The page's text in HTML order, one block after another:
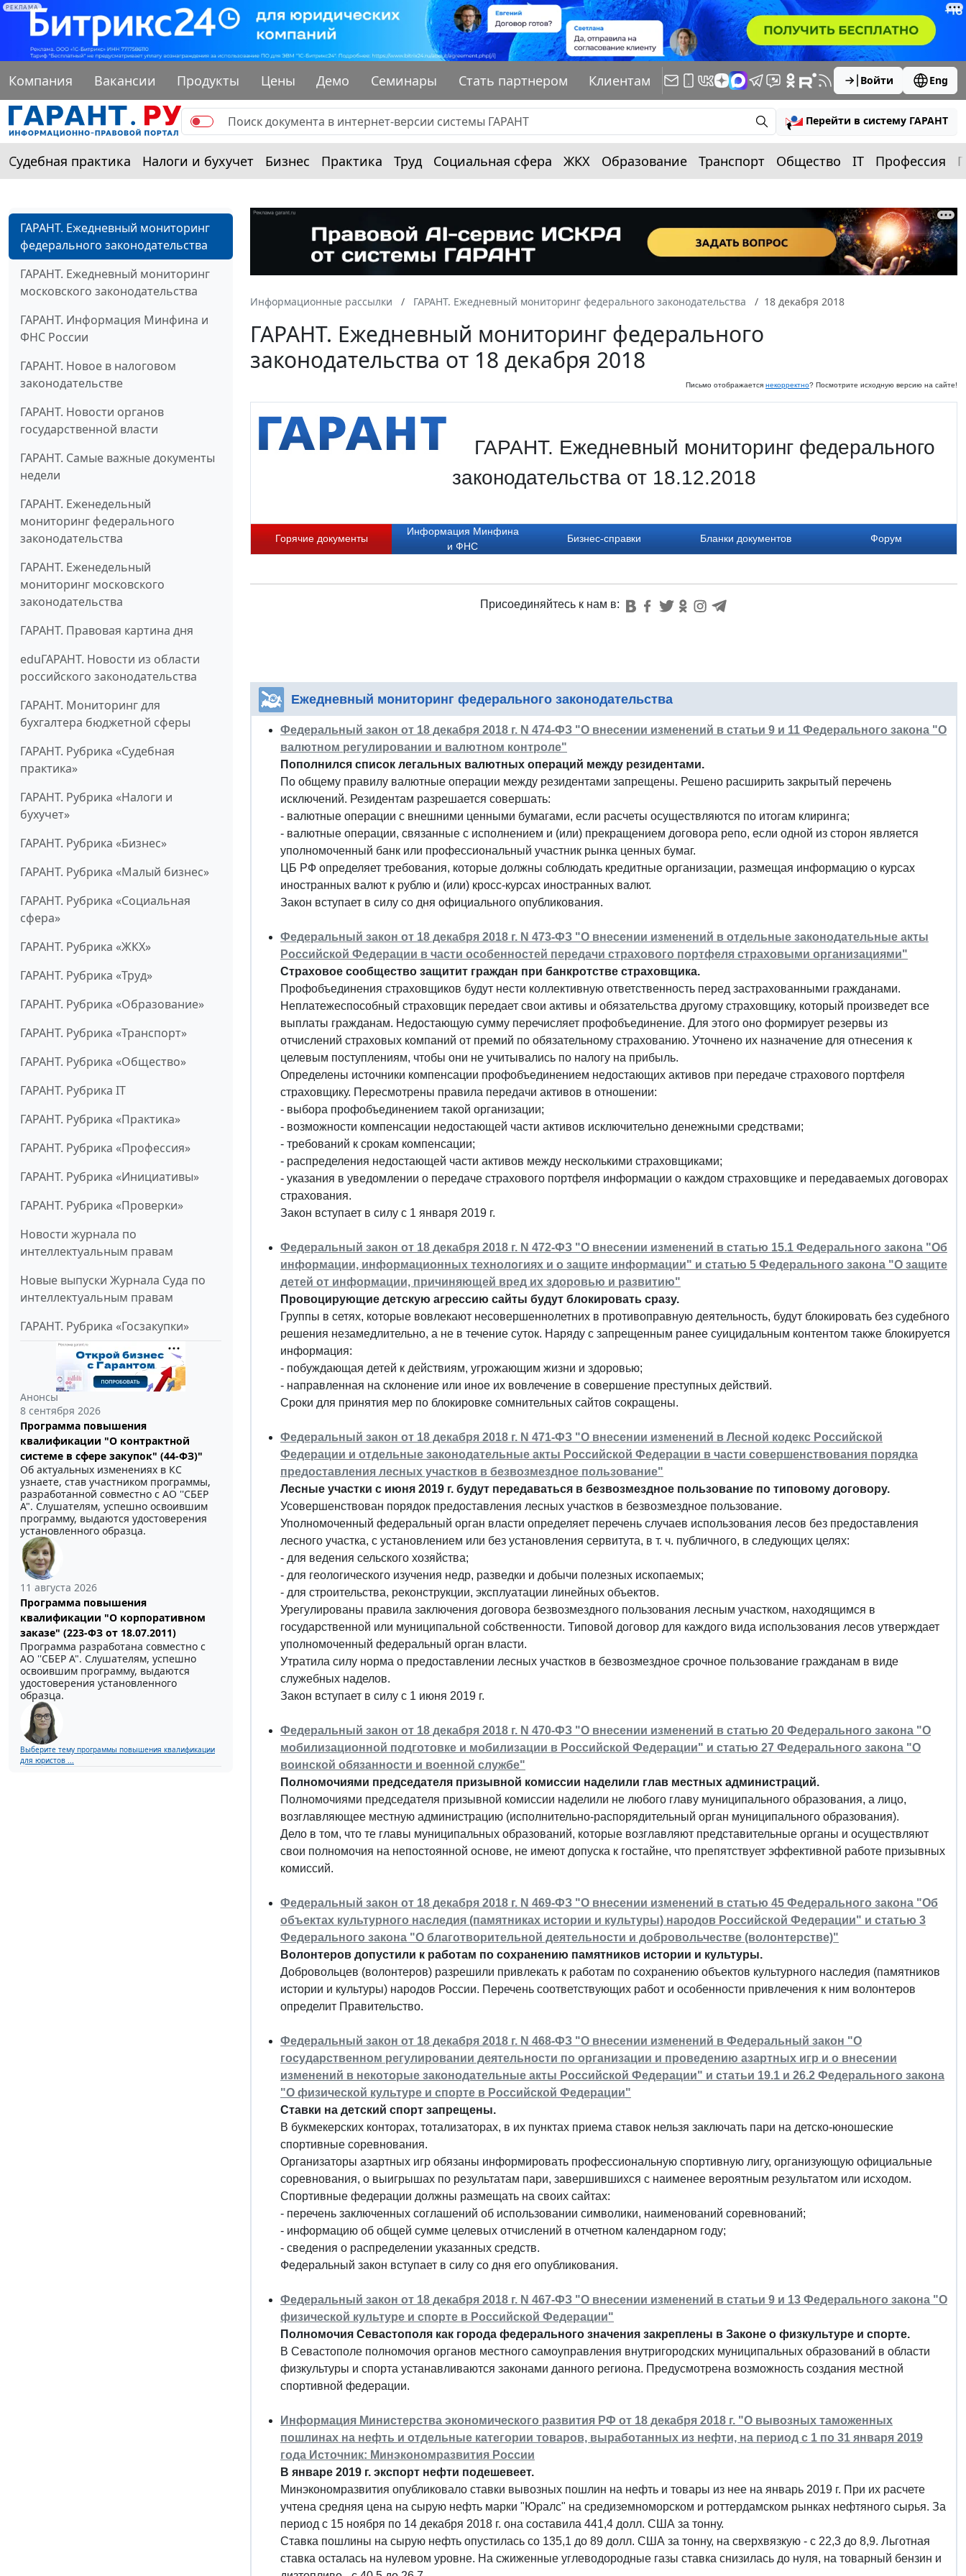
РЕКЛАМА
Компания Вакансии Продукты Цены Демо Семинары Стать партнером Клиентам Войти Eng
Перейти в систему ГАРАНТ
Судебная практика Налоги и бухучет Бизнес Практика Труд Социальная сфера ЖКХ Образование Транспорт Общество IT Профессия
ГАРАНТ. Ежедневный мониторинг
федерального законодательства
ГАРАНТ. Ежедневный мониторинг
московского законодательства
ГАРАНТ. Информация Минфина и
ФНС России
ГАРАНТ. Новое в налоговом
законодательстве
ГАРАНТ. Новости органов
государственной власти
ГАРАНТ. Самые важные документы
недели
ГАРАНТ. Еженедельный
мониторинг федерального
законодательства
ГАРАНТ. Еженедельный
мониторинг московского
законодательства
ГАРАНТ. Правовая картина дня
eduГАРАНТ. Новости из области
российского законодательства
ГАРАНТ. Мониторинг для
бухгалтера бюджетной сферы
ГАРАНТ. Рубрика «Судебная
практика»
ГАРАНТ. Рубрика «Налоги и
бухучет»
ГАРАНТ. Рубрика «Бизнес»
ГАРАНТ. Рубрика «Малый бизнес»
ГАРАНТ. Рубрика «Социальная
сфера»
ГАРАНТ. Рубрика «ЖКХ»
ГАРАНТ. Рубрика «Труд»
ГАРАНТ. Рубрика «Образование»
ГАРАНТ. Рубрика «Транспорт»
ГАРАНТ. Рубрика «Общество»
ГАРАНТ. Рубрика IT
ГАРАНТ. Рубрика «Практика»
ГАРАНТ. Рубрика «Профессия»
ГАРАНТ. Рубрика «Инициативы»
ГАРАНТ. Рубрика «Проверки»
Новости журнала по
интеллектуальным правам
Новые выпуски Журнала Суда по
интеллектуальным правам
ГАРАНТ. Рубрика «Госзакупки»
Анонсы
8 сентября 2026
Программа повышения
квалификации "О контрактной
системе в сфере закупок" (44-ФЗ)"
Об актуальных изменениях в КС
узнаете, став участником программы,
разработанной совместно с АО ''СБЕР
А". Слушателям, успешно освоившим
программу, выдаются удостоверения
установленного образца.
11 августа 2026
Программа повышения
квалификации "О корпоративном
заказе" (223-ФЗ от 18.07.2011)
Программа разработана совместно с
АО ''СБЕР А". Слушателям, успешно
освоившим программу, выдаются
удостоверения установленного
образца.
Выберите тему программы повышения квалификации
для юристов ...
Информационные рассылки ГАРАНТ. Ежедневный мониторинг федерального законодательства 18 декабря 2018
ГАРАНТ. Ежедневный мониторинг федерального
законодательства от 18 декабря 2018
Письмо отображается некорректно? Посмотрите исходную версию на сайте!
ГАРАНТ. Ежедневный мониторинг федерального
законодательства от 18.12.2018
Горячие документы
Информация Минфина
и ФНС
Бизнес-справки Бланки документов Форум
Присоединяйтесь к нам в:
Ежедневный мониторинг федерального законодательства
Федеральный закон от 18 декабря 2018 г. N 474-ФЗ "О внесении изменений в статьи 9 и 11 Федерального закона "О
валютном регулировании и валютном контроле"
Пополнился список легальных валютных операций между резидентами.
По общему правилу валютные операции между резидентами запрещены. Решено расширить закрытый перечень
исключений. Резидентам разрешается совершать:
- валютные операции с внешними ценными бумагами, если расчеты осуществляются по итогам клиринга;
- валютные операции, связанные с исполнением и (или) прекращением договора репо, если одной из сторон является
уполномоченный банк или профессиональный участник рынка ценных бумаг.
ЦБ РФ определяет требования, которые должны соблюдать кредитные организации, размещая информацию о курсах
иностранных валют к рублю и (или) кросс-курсах иностранных валют.
Закон вступает в силу со дня официального опубликования.
Федеральный закон от 18 декабря 2018 г. N 473-ФЗ "О внесении изменений в отдельные законодательные акты
Российской Федерации в части особенностей передачи страхового портфеля страховыми организациями"
Страховое сообщество защитит граждан при банкротстве страховщика.
Профобъединения страховщиков будут нести коллективную ответственность перед застрахованными гражданами.
Неплатежеспособный страховщик передает свои активы и обязательства другому страховщику, который произведет все
выплаты гражданам. Недостающую сумму перечисляет профобъединение. Для этого оно формирует резервы из
отчислений страховых компаний от премий по обязательному страхованию. Уточнено их назначение для отнесения к
целевым поступлениям, чтобы они не учитывались по налогу на прибыль.
Определены источники компенсации профобъединением недостающих активов при передаче страхового портфеля
страховщику. Пересмотрены правила передачи активов в отношении:
- выбора профобъединением такой организации;
- возможности компенсации недостающей части активов исключительно денежными средствами;
- требований к срокам компенсации;
- распределения недостающей части активов между несколькими страховщиками;
- указания в уведомлении о передаче страхового портфеля информации о каждом страховщике и передаваемых договорах
страхования.
Закон вступает в силу с 1 января 2019 г.
Федеральный закон от 18 декабря 2018 г. N 472-ФЗ "О внесении изменений в статью 15.1 Федерального закона "Об
информации, информационных технологиях и о защите информации" и статью 5 Федерального закона "О защите
детей от информации, причиняющей вред их здоровью и развитию"
Провоцирующие детскую агрессию сайты будут блокировать сразу.
Группы в сетях, которые вовлекают несовершеннолетних в противоправную деятельность, будут блокировать без судебного
решения незамедлительно, а не в течение суток. Наряду с запрещенным ранее суицидальным контентом также блокируется
информация:
- побуждающая детей к действиям, угрожающим жизни и здоровью;
- направленная на склонение или иное их вовлечение в совершение преступных действий.
Сроки для принятия мер по блокировке сомнительных сайтов сокращены.
Федеральный закон от 18 декабря 2018 г. N 471-ФЗ "О внесении изменений в Лесной кодекс Российской
Федерации и отдельные законодательные акты Российской Федерации в части совершенствования порядка
предоставления лесных участков в безвозмездное пользование"
Лесные участки с июня 2019 г. будут передаваться в безвозмездное пользование по типовому договору.
Усовершенствован порядок предоставления лесных участков в безвозмездное пользование.
Уполномоченный федеральный орган власти определяет перечень случаев использования лесов без предоставления
лесного участка, с установлением или без установления сервитута, в т. ч. публичного, в следующих целях:
- для ведения сельского хозяйства;
- для геологического изучения недр, разведки и добычи полезных ископаемых;
- для строительства, реконструкции, эксплуатации линейных объектов.
Урегулированы правила заключения договора безвозмездного пользования лесным участком, находящимся в
государственной или муниципальной собственности. Типовой договор для каждого вида использования лесов утверждает
уполномоченный федеральный орган власти.
Утратила силу норма о предоставлении лесных участков в безвозмездное срочное пользование гражданам в виде
служебных наделов.
Закон вступает в силу с 1 июня 2019 г.
Федеральный закон от 18 декабря 2018 г. N 470-ФЗ "О внесении изменений в статью 20 Федерального закона "О
мобилизационной подготовке и мобилизации в Российской Федерации" и статью 27 Федерального закона "О
воинской обязанности и военной службе"
Полномочиями председателя призывной комиссии наделили глав местных администраций.
Полномочиями председателя призывной комиссии наделили не любого главу муниципального образования, а лицо,
возглавляющее местную администрацию (исполнительно-распорядительный орган муниципального образования).
Дело в том, что те главы муниципальных образований, которые возглавляют представительные органы и осуществляют
свои полномочия на непостоянной основе, не имеют допуска к гостайне, что препятствует эффективной работе призывных
комиссий.
Федеральный закон от 18 декабря 2018 г. N 469-ФЗ "О внесении изменений в статью 45 Федерального закона "Об
объектах культурного наследия (памятниках истории и культуры) народов Российской Федерации" и статью 3
Федерального закона "О благотворительной деятельности и добровольчестве (волонтерстве)"
Волонтеров допустили к работам по сохранению памятников истории и культуры.
Добровольцев (волонтеров) разрешили привлекать к работам по сохранению объектов культурного наследия (памятников
истории и культуры) народов России. Перечень соответствующих работ и особенности привлечения к ним волонтеров
определит Правительство.
Федеральный закон от 18 декабря 2018 г. N 468-ФЗ "О внесении изменений в Федеральный закон "О
государственном регулировании деятельности по организации и проведению азартных игр и о внесении
изменений в некоторые законодательные акты Российской Федерации" и статьи 19.1 и 26.2 Федерального закона
"О физической культуре и спорте в Российской Федерации"
Ставки на детский спорт запрещены.
В букмекерских конторах, тотализаторах, в их пунктах приема ставок нельзя заключать пари на детско-юношеские
спортивные соревнования.
Организаторы азартных игр обязаны информировать профессиональную спортивную лигу, организующую официальные
соревнования, о выигрышах по результатам пари, завершившихся с наименее вероятным результатом или исходом.
Спортивные федерации должны размещать на своих сайтах:
- перечень заключенных соглашений об использовании символики, наименований соревнований;
- информацию об общей сумме целевых отчислений в отчетном календарном году;
- сведения о распределении указанных средств.
Федеральный закон вступает в силу со дня его опубликования.
Федеральный закон от 18 декабря 2018 г. N 467-ФЗ "О внесении изменений в статьи 9 и 13 Федерального закона "О
физической культуре и спорте в Российской Федерации"
Полномочия Севастополя как города федерального значения закреплены в Законе о физкультуре и спорте.
В Севастополе полномочия органов местного самоуправления внутригородских муниципальных образований в области
физкультуры и спорта устанавливаются законами данного региона. Предусмотрена возможность создания местной
спортивной федерации.
Информация Министерства экономического развития РФ от 18 декабря 2018 г. "О вывозных таможенных
пошлинах на нефть и отдельные категории товаров, выработанных из нефти, на период с 1 по 31 января 2019
года Источник: Минэкономразвития России
В январе 2019 г. экспорт нефти подешевеет.
Минэкономразвития опубликовало ставки вывозных пошлин на нефть и товары из нее на январь 2019 г. При их расчете
учтена средняя цена на сырую нефть марки "Юралс" на средиземноморском и роттердамском рынках нефтяного сырья. За
период с 15 ноября по 14 декабря 2018 г. она составила 441,4 долл. США за тонну.
Ставка пошлины на сырую нефть опустилась со 135,1 до 89 долл. США за тонну, на сверхвязкую - с 22,3 до 8,9. Льготная
ставка осталась на нулевом уровне. На сжиженные углеводородные газы ставка снизилась до нуля, на товарный бензин и